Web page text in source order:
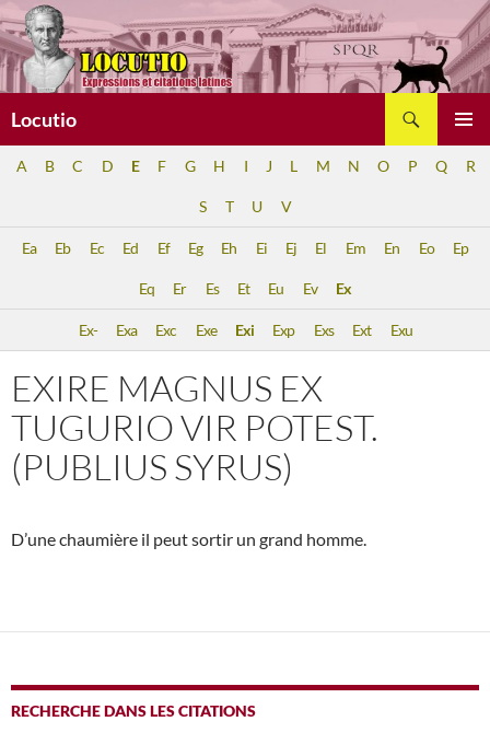
Aller
au
contenu
Locutio
A B C D E F G H I J L M N O P Q R
S T U V
Ea Eb Ec Ed Ef Eg Eh Ei Ej El Em En Eo Ep
Eq Er Es Et Eu Ev Ex
Ex- Exa Exc Exe Exi Exp Exs Ext Exu
EXIRE MAGNUS EX
TUGURIO VIR POTEST.
(PUBLIUS SYRUS)
D’une chaumière il peut sortir un grand homme.
RECHERCHE DANS LES CITATIONS